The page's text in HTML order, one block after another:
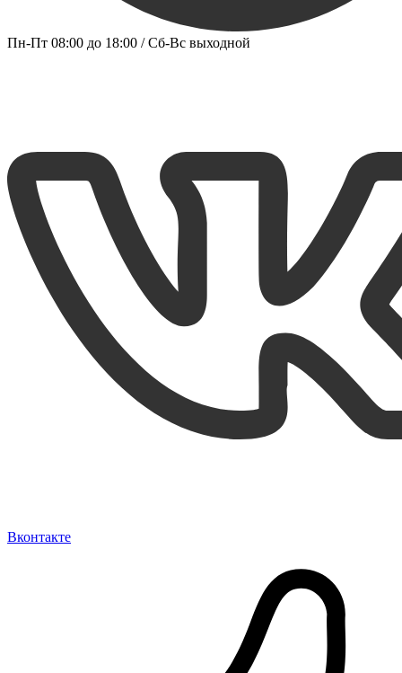
Пн-Пт 08:00 до 18:00 / Сб-Вс выходной
Вконтакте